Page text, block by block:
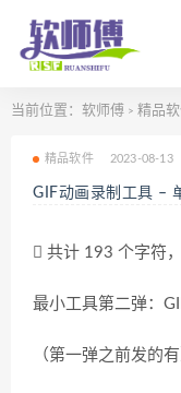
当前位置： 软师傅 > 精品
精品软件 2023-08-13
GIF动画录制工具 –
共计 193 个字符
最小工具第二弹：
（第一弹之前发的有